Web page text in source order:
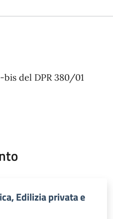
del DPR 380/01
Edilizia privata e